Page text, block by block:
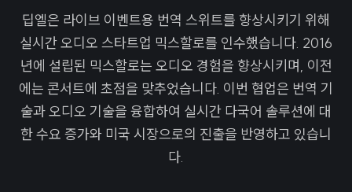
딥엘은 라이브 이벤트용 번역 스위트를 향상시키기 위해
실시간 오디오 스타트업 믹스할로를 인수했습니다. 2016
년에 설립된 믹스할로는 오디오 경험을 향상시키며, 이전
에는 콘서트에 초점을 맞추었습니다. 이번 협업은 번역 기
술과 오디오 기술을 융합하여 실시간 다국어 솔루션에 대
한 수요 증가와 미국 시장으로의 진출을 반영하고 있습니
다.